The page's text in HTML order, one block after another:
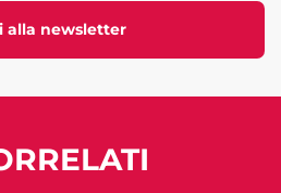
alla newsletter